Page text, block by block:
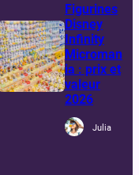
Figurines
Disney
Infinity
Microman
ia : prix et
valeur
2026
Julia